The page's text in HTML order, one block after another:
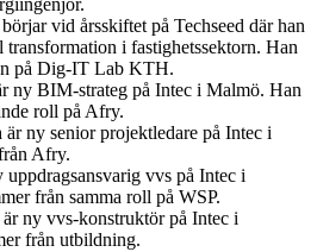
börjar vid årsskiftet på Techseed där han
transformation i fastighetssektorn. Han
på Dig-IT Lab KTH.
ny BIM-strateg på Intec i Malmö. Han
roll på Afry.
är ny senior projektledare på Intec i
Afry.
uppdragsansvarig vvs på Intec i
från samma roll på WSP.
är ny vvs-konstruktör på Intec i
från utbildning.